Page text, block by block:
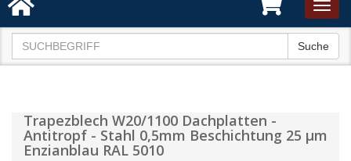
Suche
Trapezblech W20/1100 Dachplatten -
Antitropf - Stahl 0,5mm Beschichtung 25 µm
Enzianblau RAL 5010